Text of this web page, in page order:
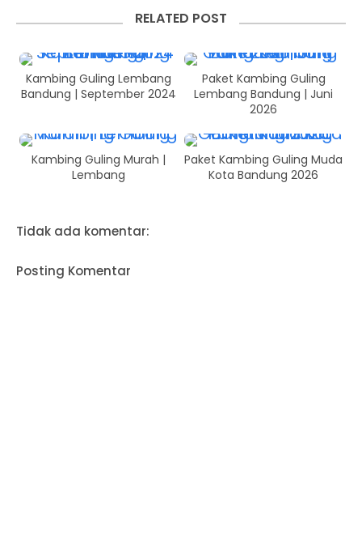
RELATED POST
Kambing Guling Lembang
Bandung | September 2024
Paket Kambing Guling
Lembang Bandung | Juni
2026
Kambing Guling Murah |
Lembang
Paket Kambing Guling Muda
Kota Bandung 2026
Tidak ada komentar:
Posting Komentar